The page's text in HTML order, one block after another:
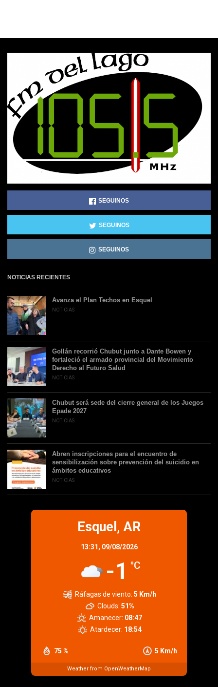
SEGUINOS
SEGUINOS
SEGUINOS
NOTICIAS RECIENTES
Avanza el Plan Techos en Esquel
NOTICIAS
Gollán recorrió Chubut junto a Dante Bowen y
fortaleció el armado provincial del Movimiento
Derecho al Futuro Salud
NOTICIAS
Chubut será sede del cierre general de los Juegos
Epade 2027
NOTICIAS
Abren inscripciones para el encuentro de
sensibilización sobre prevención del suicidio en
ámbitos educativos
NOTICIAS
Esquel, AR
13:31, 09/08/2026
-1 °C
75 % 5 Km/h
Ráfagas de viento: 5 Km/h
Clouds: 51%
Amanecer: 08:47
Atardecer: 18:54
Weather from OpenWeatherMap